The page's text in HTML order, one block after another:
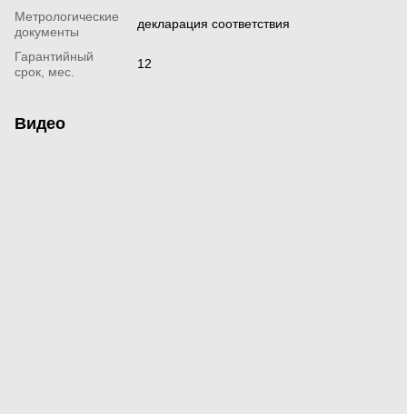
Метрологические
документы
декларация соответствия
Гарантийный
срок, мес.
12
Видео